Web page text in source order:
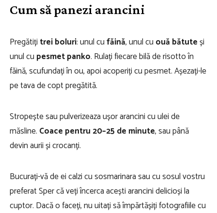
Cum să panezi arancini
Pregătiți trei boluri: unul cufăină, unul cu ouă bătuteși
unul cu pesmet panko. Rulați fiecare bilă de risotto în
făină, scufundați în ou, apoi acoperiți cu pesmet. Așezați-le
pe tava de copt pregătită.
Stropește sau pulverizeaza ușor arancini cu ulei de
măsline. Coace pentru 20–25 de minute, sau până
devin aurii și crocanți.
Bucurați-vă de ei calzi cu sosmarinara sau cu sosul vostru
preferat Sper că veți încerca acești arancini delicioși la
cuptor. Dacă o faceți, nu uitați să împărtășiți fotografiile cu